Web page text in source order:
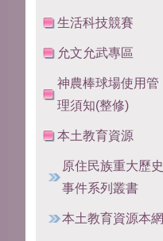
生活科技競賽
允文允武專區
神農棒球場使用管
理須知(整修)
本土教育資源
原住民族重大歷史
事件系列叢書
本土教育資源本網